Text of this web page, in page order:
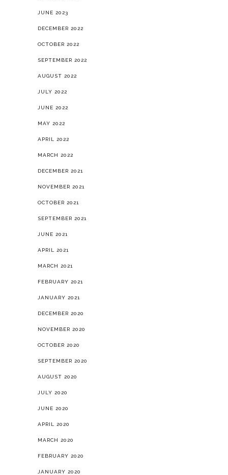
JUNE 2023
DECEMBER 2022
OCTOBER 2022
SEPTEMBER 2022
AUGUST 2022
JULY 2022
JUNE 2022
MAY 2022
APRIL 2022
MARCH 2022
DECEMBER 2021
NOVEMBER 2021
OCTOBER 2021
SEPTEMBER 2021
JUNE 2021
APRIL 2021
MARCH 2021
FEBRUARY 2021
JANUARY 2021
DECEMBER 2020
NOVEMBER 2020
OCTOBER 2020
SEPTEMBER 2020
AUGUST 2020
JULY 2020
JUNE 2020
APRIL 2020
MARCH 2020
FEBRUARY 2020
JANUARY 2020